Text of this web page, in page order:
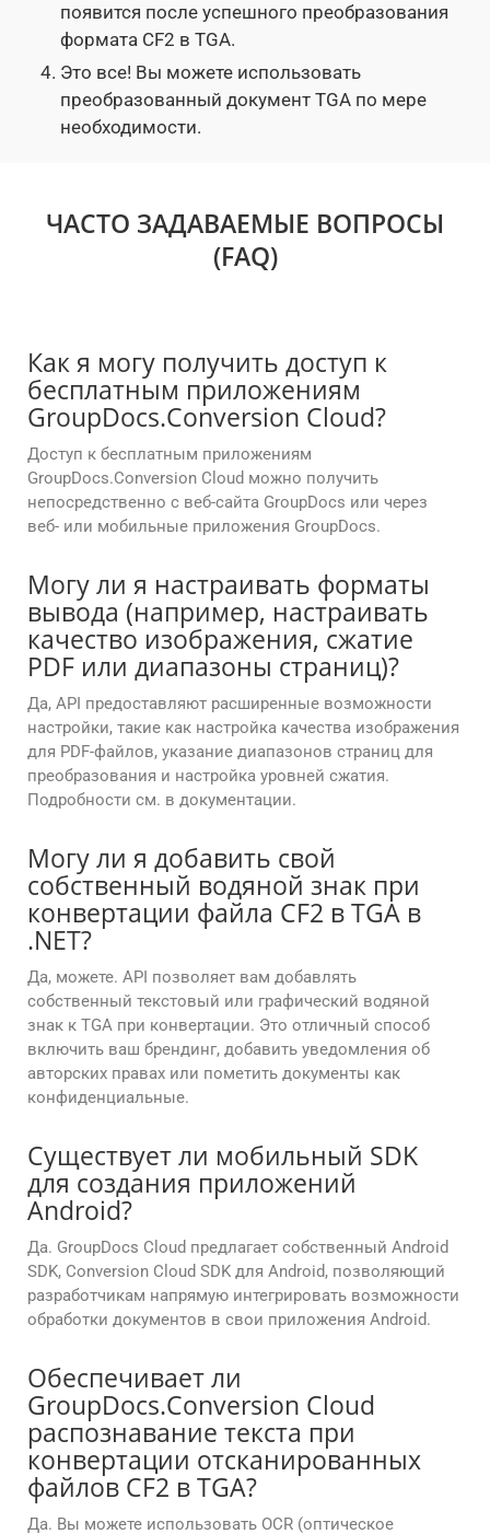
появится после успешного преобразования
формата CF2 в TGA.
Это все! Вы можете использовать
преобразованный документ TGA по мере
необходимости.
ЧАСТО ЗАДАВАЕМЫЕ ВОПРОСЫ
(FAQ)
Как я могу получить доступ к
бесплатным приложениям
GroupDocs.Conversion Cloud?
Доступ к бесплатным приложениям
GroupDocs.Conversion Cloud можно получить
непосредственно с веб-сайта GroupDocs или через
веб- или мобильные приложения GroupDocs.
Могу ли я настраивать форматы
вывода (например, настраивать
качество изображения, сжатие
PDF или диапазоны страниц)?
Да, API предоставляют расширенные возможности
настройки, такие как настройка качества изображения
для PDF-файлов, указание диапазонов страниц для
преобразования и настройка уровней сжатия.
Подробности см. в документации.
Могу ли я добавить свой
собственный водяной знак при
конвертации файла CF2 в TGA в
.NET?
Да, можете. API позволяет вам добавлять
собственный текстовый или графический водяной
знак к TGA при конвертации. Это отличный способ
включить ваш брендинг, добавить уведомления об
авторских правах или пометить документы как
конфиденциальные.
Существует ли мобильный SDK
для создания приложений
Android?
Да. GroupDocs Cloud предлагает собственный Android
SDK, Conversion Cloud SDK для Android, позволяющий
разработчикам напрямую интегрировать возможности
обработки документов в свои приложения Android.
Обеспечивает ли
GroupDocs.Conversion Cloud
распознавание текста при
конвертации отсканированных
файлов CF2 в TGA?
Да. Вы можете использовать OCR (оптическое